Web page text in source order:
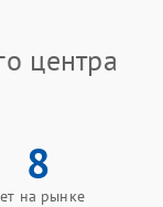
центра
8
на рынке